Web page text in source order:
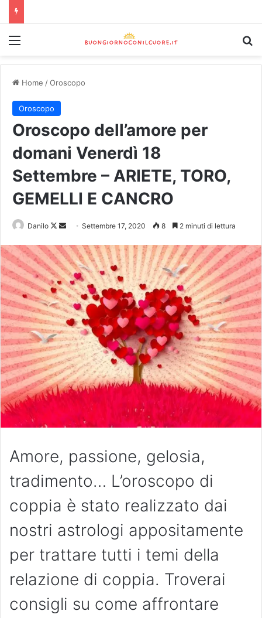
Home /Oroscopo
Oroscopo
Oroscopo dell’amore per
domani Venerdì 18
Settembre – ARIETE, TORO,
GEMELLI E CANCRO
Danilo Settembre 17, 2020 8 2 minuti di lettura
Amore, passione, gelosia,
tradimento… L’oroscopo di
coppia è stato realizzato dai
nostri astrologi appositamente
per trattare tutti i temi della
relazione di coppia. Troverai
consigli su come affrontare